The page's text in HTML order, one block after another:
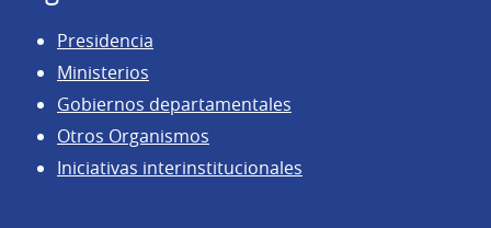
Presidencia
Ministerios
Gobiernos departamentales
Otros Organismos
Iniciativas interinstitucionales